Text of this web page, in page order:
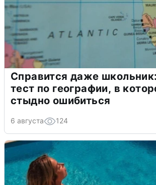
Справится даже
тест по географии, в
стыдно ошибиться
6 августа 124